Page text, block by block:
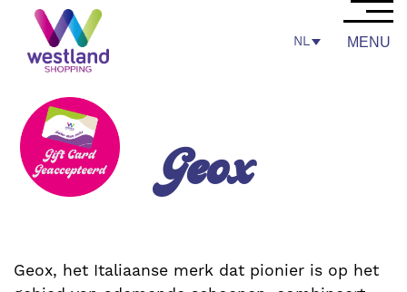
NL MENU
Geox
Geox, het Italiaanse merk dat pionier is op het